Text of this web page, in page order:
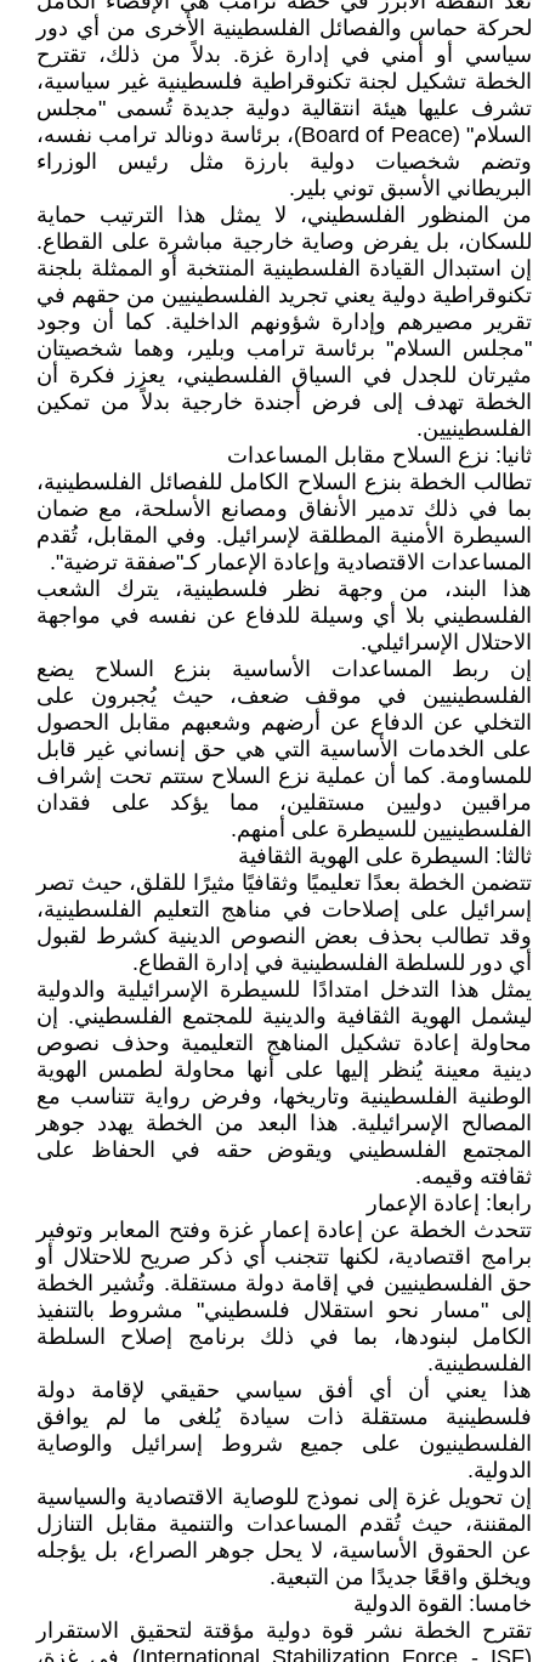
لحركة حماس والفصائل الفلسطينية الأخرى من أي دور
سياسي أو أمني في إدارة غزة. بدلاً من ذلك، تقترح
الخطة تشكيل لجنة تكنوقراطية فلسطينية غير سياسية،
تشرف عليها هيئة انتقالية دولية جديدة تُسمى "مجلس
السلام" (Board of Peace)، برئاسة دونالد ترامب نفسه،
وتضم شخصيات دولية بارزة مثل رئيس الوزراء
البريطاني الأسبق توني بلير.
من المنظور الفلسطيني، لا يمثل هذا الترتيب حماية
للسكان، بل يفرض وصاية خارجية مباشرة على القطاع.
إن استبدال القيادة الفلسطينية المنتخبة أو الممثلة بلجنة
تكنوقراطية دولية يعني تجريد الفلسطينيين من حقهم في
تقرير مصيرهم وإدارة شؤونهم الداخلية. كما أن وجود
"مجلس السلام" برئاسة ترامب وبلير، وهما شخصيتان
مثيرتان للجدل في السياق الفلسطيني، يعزز فكرة أن
الخطة تهدف إلى فرض أجندة خارجية بدلاً من تمكين
الفلسطينيين.
ثانيا: نزع السلاح مقابل المساعدات
تطالب الخطة بنزع السلاح الكامل للفصائل الفلسطينية،
بما في ذلك تدمير الأنفاق ومصانع الأسلحة، مع ضمان
السيطرة الأمنية المطلقة لإسرائيل. وفي المقابل، تُقدم
المساعدات الاقتصادية وإعادة الإعمار كـ"صفقة ترضية".
هذا البند، من وجهة نظر فلسطينية، يترك الشعب
الفلسطيني بلا أي وسيلة للدفاع عن نفسه في مواجهة
الاحتلال الإسرائيلي.
إن ربط المساعدات الأساسية بنزع السلاح يضع
الفلسطينيين في موقف ضعف، حيث يُجبرون على
التخلي عن الدفاع عن أرضهم وشعبهم مقابل الحصول
على الخدمات الأساسية التي هي حق إنساني غير قابل
للمساومة. كما أن عملية نزع السلاح ستتم تحت إشراف
مراقبين دوليين مستقلين، مما يؤكد على فقدان
الفلسطينيين للسيطرة على أمنهم.
ثالثا: السيطرة على الهوية الثقافية
تتضمن الخطة بعدًا تعليميًا وثقافيًا مثيرًا للقلق، حيث تصر
إسرائيل على إصلاحات في مناهج التعليم الفلسطينية،
وقد تطالب بحذف بعض النصوص الدينية كشرط لقبول
أي دور للسلطة الفلسطينية في إدارة القطاع.
يمثل هذا التدخل امتدادًا للسيطرة الإسرائيلية والدولية
ليشمل الهوية الثقافية والدينية للمجتمع الفلسطيني. إن
محاولة إعادة تشكيل المناهج التعليمية وحذف نصوص
دينية معينة يُنظر إليها على أنها محاولة لطمس الهوية
الوطنية الفلسطينية وتاريخها، وفرض رواية تتناسب مع
المصالح الإسرائيلية. هذا البعد من الخطة يهدد جوهر
المجتمع الفلسطيني ويقوض حقه في الحفاظ على
ثقافته وقيمه.
رابعا: إعادة الإعمار
تتحدث الخطة عن إعادة إعمار غزة وفتح المعابر وتوفير
برامج اقتصادية، لكنها تتجنب أي ذكر صريح للاحتلال أو
حق الفلسطينيين في إقامة دولة مستقلة. وتُشير الخطة
إلى "مسار نحو استقلال فلسطيني" مشروط بالتنفيذ
الكامل لبنودها، بما في ذلك برنامج إصلاح السلطة
الفلسطينية.
هذا يعني أن أي أفق سياسي حقيقي لإقامة دولة
فلسطينية مستقلة ذات سيادة يُلغى ما لم يوافق
الفلسطينيون على جميع شروط إسرائيل والوصاية
الدولية.
إن تحويل غزة إلى نموذج للوصاية الاقتصادية والسياسية
المقننة، حيث تُقدم المساعدات والتنمية مقابل التنازل
عن الحقوق الأساسية، لا يحل جوهر الصراع، بل يؤجله
ويخلق واقعًا جديدًا من التبعية.
خامسا: القوة الدولية
تقترح الخطة نشر قوة دولية مؤقتة لتحقيق الاستقرار